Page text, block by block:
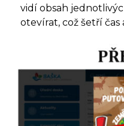
vidí obsah
otevírat, což šetří